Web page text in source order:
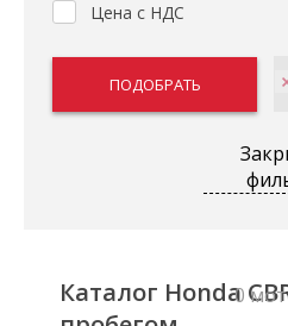
Цена с НДС
Каталог Honda0